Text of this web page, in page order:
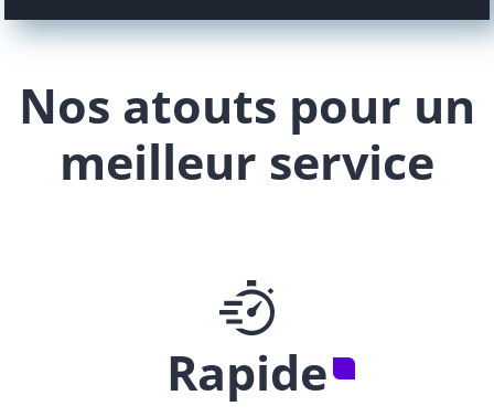
Nos atouts pour un
meilleur service
Rapide